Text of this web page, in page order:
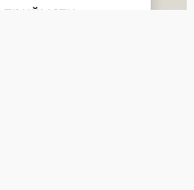
приймати